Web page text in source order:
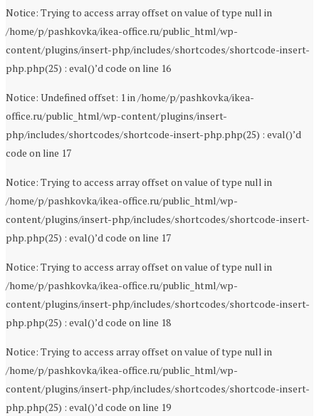
Notice: Trying to access array offset on value of type null in
/home/p/pashkovka/ikea-office.ru/public_html/wp-
content/plugins/insert-php/includes/shortcodes/shortcode-insert-
php.php(25) : eval()’d code on line 16
Notice: Undefined offset: 1 in /home/p/pashkovka/ikea-
office.ru/public_html/wp-content/plugins/insert-
php/includes/shortcodes/shortcode-insert-php.php(25) : eval()’d
code on line 17
Notice: Trying to access array offset on value of type null in
/home/p/pashkovka/ikea-office.ru/public_html/wp-
content/plugins/insert-php/includes/shortcodes/shortcode-insert-
php.php(25) : eval()’d code on line 17
Notice: Trying to access array offset on value of type null in
/home/p/pashkovka/ikea-office.ru/public_html/wp-
content/plugins/insert-php/includes/shortcodes/shortcode-insert-
php.php(25) : eval()’d code on line 18
Notice: Trying to access array offset on value of type null in
/home/p/pashkovka/ikea-office.ru/public_html/wp-
content/plugins/insert-php/includes/shortcodes/shortcode-insert-
php.php(25) : eval()’d code on line 19